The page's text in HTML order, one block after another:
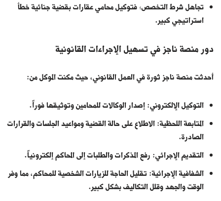
تجاهل شرط التخصص؛ فتوكيل محامي عقارات بقضية جنائية خطأ
استراتيجي كبير.
دور منصة ناجز في تسهيل الإجراءات القانونية
أحدثتمنصة ناجزثورة في العمل القانوني، حيث مكنت الموكل من:
التوكيل الإلكتروني: إصدار الوكالات للمحامين وتوثيقها فوراً.
المتابعة اللحظية: الاطلاع على حالة القضية ومواعيد الجلسات والقرارات
الصادرة.
التقديم الإجرائي: رفع المذكرات والطلبات إلى المحاكم إلكترونياً.
الشفافية الإجرائية: تقليل الحاجة للزيارات الشخصية للمحاكم، مما وفر
الوقت والجهد وقلل التكاليف بشكل كبير.